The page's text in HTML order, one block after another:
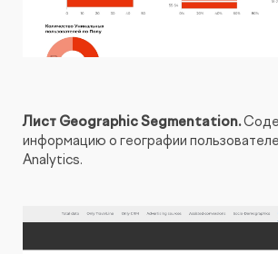
Лист Geographic Segmentation.
информацию о географии
Analytics.